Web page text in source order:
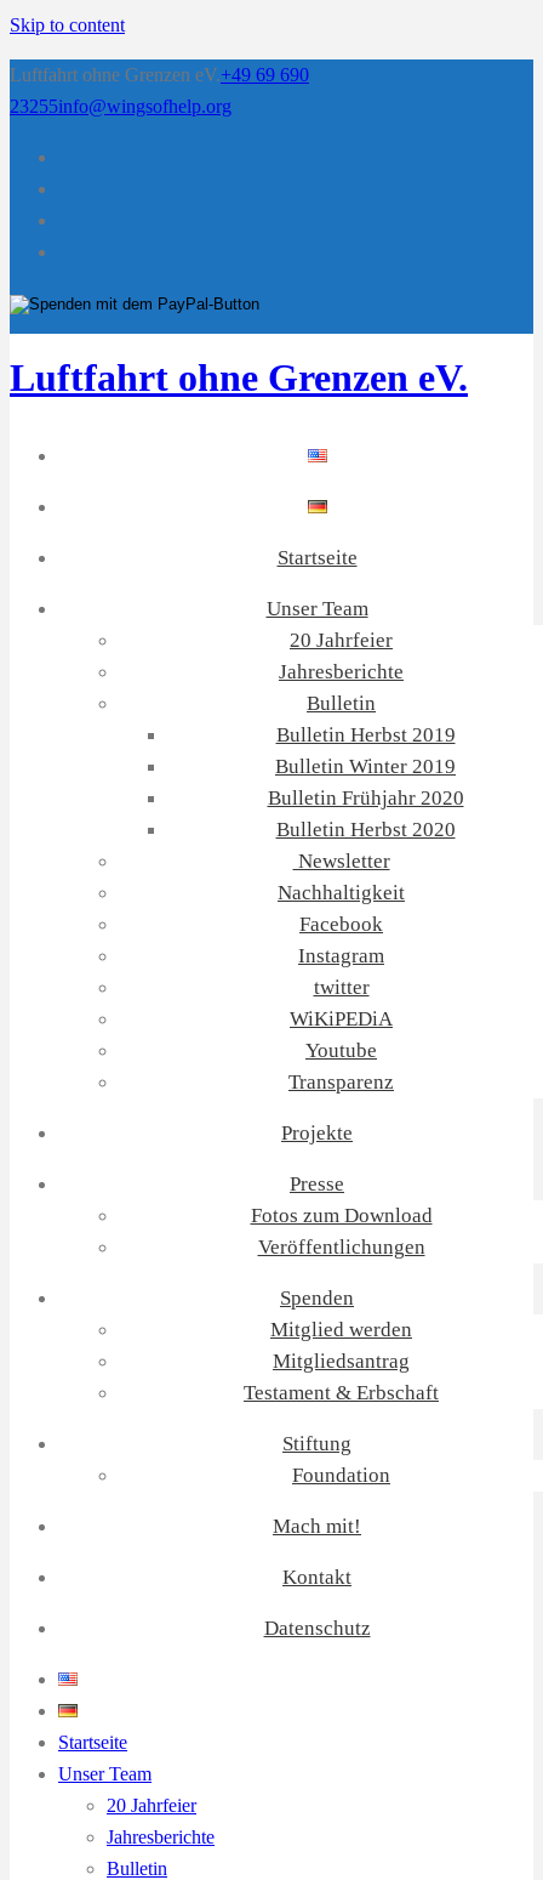
Skip to content
Luftfahrt ohne Grenzen eV.+49 69 690
23255info@wingsofhelp.org
Luftfahrt ohne Grenzen eV.
Startseite
Unser Team
20 Jahrfeier
Jahresberichte
Bulletin
Bulletin Herbst 2019
Bulletin Winter 2019
Bulletin Frühjahr 2020
Bulletin Herbst 2020
Newsletter
Nachhaltigkeit
Facebook
Instagram
twitter
WiKiPEDiA
Youtube
Transparenz
Projekte
Presse
Fotos zum Download
Veröffentlichungen
Spenden
Mitglied werden
Mitgliedsantrag
Testament & Erbschaft
Stiftung
Foundation
Mach mit!
Kontakt
Datenschutz
Startseite
Unser Team
20 Jahrfeier
Jahresberichte
Bulletin